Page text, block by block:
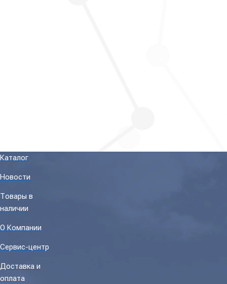
Каталог
Новости
Товары в
наличии
О Компании
Сервис-центр
Доставка и
оплата